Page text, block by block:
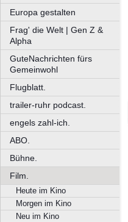
Europa gestalten
Frag' die Welt | Gen Z &
Alpha
GuteNachrichten fürs
Gemeinwohl
Flugblatt.
trailer-ruhr podcast.
engels zahl-ich.
ABO.
Bühne.
Film.
Heute im Kino
Morgen im Kino
Neu im Kino